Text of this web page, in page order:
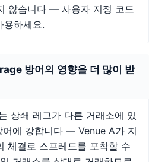
않습니다 — 사용자 지정 코드
용하세요.
방어의 영향을 더 많이 받
상쇄 레그가 다른 거래소에 있
어에 강합니다 — Venue A가 지
체결로 스프레드를 포착할 수